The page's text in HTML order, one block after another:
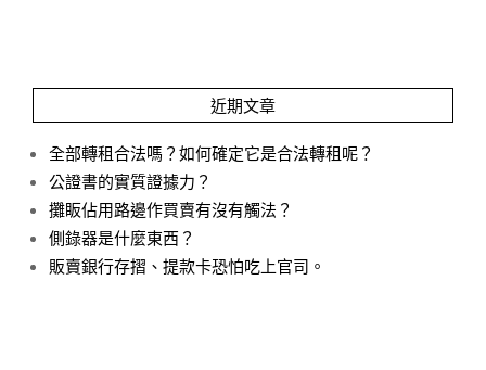
近期文章
全部轉租合法嗎？如何確定它是合法轉租呢？
公證書的實質證據力？
攤眅佔用路邊作買賣有沒有觸法？
側錄器是什麼東西？
販賣銀行存摺、提款卡恐怕吃上官司。